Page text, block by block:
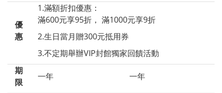
優
惠
1.滿額折扣優惠：
滿600元享95折， 滿1000元享9折
2.生日當月贈300元抵用券
3.不定期舉辦VIP封館獨家回饋活動
期
限
一年 一年